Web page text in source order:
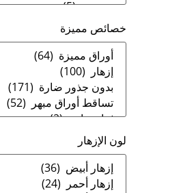
خصائص مميزة
لون الإزهار